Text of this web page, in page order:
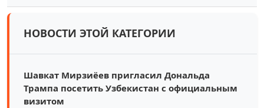
НОВОСТИ ЭТОЙ КАТЕГОРИИ
Шавкат Мирзиёев пригласил Дональда
Трампа посетить Узбекистан с официальным
визитом